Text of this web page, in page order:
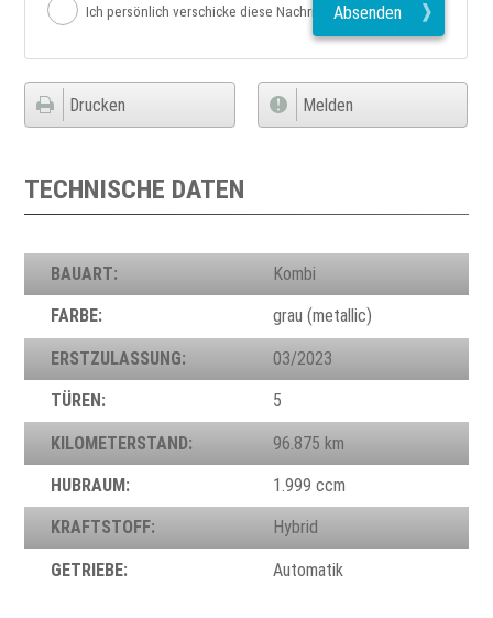
Ich persönlich verschicke diese Nachricht Absenden
Drucken Melden
TECHNISCHE DATEN
BAUART: Kombi
FARBE: grau (metallic)
ERSTZULASSUNG: 03/2023
TÜREN: 5
KILOMETERSTAND: 96.875 km
HUBRAUM: 1.999 ccm
KRAFTSTOFF: Hybrid
GETRIEBE: Automatik